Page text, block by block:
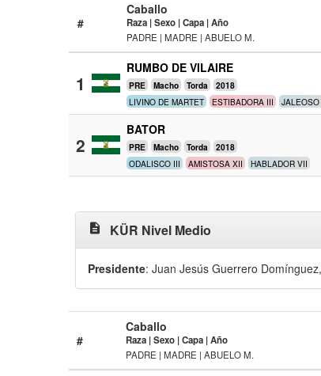
#
Caballo
Raza | Sexo | Capa | Año
PADRE | MADRE | ABUELO M.
1
RUMBO DE VILAIRE
PRE Macho Torda 2018
LIVINO DE MARTET ESTIBADORA III JALEOSO
2
BATOR
PRE Macho Torda 2018
ODALISCO III AMISTOSA XII HABLADOR VII
description KÜR Nivel Medio
Presidente: Juan Jesús Guerrero Domínguez,
#
Caballo
Raza | Sexo | Capa | Año
PADRE | MADRE | ABUELO M.